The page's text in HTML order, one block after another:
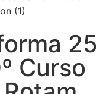
25
Curso